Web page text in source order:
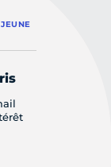
JEUNE